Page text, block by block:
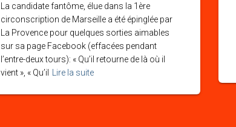
La candidate fantôme, élue dans la 1ère
circonscription de Marseille a été épinglée par
La Provence pour quelques sorties aimables
sur sa page Facebook (effacées pendant
l’entre-deux tours): « Qu’il retourne de là où il
vient », « Qu’il
Lire la suite